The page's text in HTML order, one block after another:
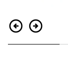
IndietroContinua